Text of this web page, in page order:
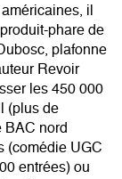
il
phare de
plafonne
Revoir
les 450 000
(plus de
BAC nord
(comédie UGC
entrées) ou